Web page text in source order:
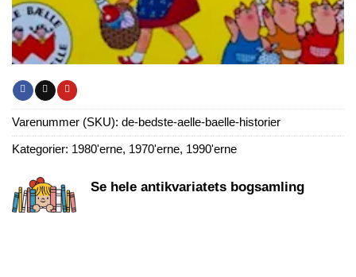
Varenummer (SKU): de-bedste-aelle-baelle-historier
Kategorier: 1980'erne, 1970'erne, 1990'erne
Se hele antikvariatets bogsamling